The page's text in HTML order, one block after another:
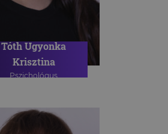
Tóth Ugyonka
Krisztina
Pszichológus